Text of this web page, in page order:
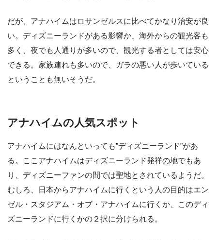
だが、 アナハイムはロサンゼルスに比べてかなり治安が良
い。ディズニーランドがある影響か、海外からの観光客も
多く、夜でも人通りが多いので、観光する者としては安心
できる。家族連れも多いので、ガラの悪い人が歩いている
ということも無いそうだ。
アナハイムの人気スポット
アナハイムにはなんといっても”ディズニーランド”があ
る。ここアナハイムはディズニーランド発祥の地でもあ
り、ディズニーファンの間では聖地とされているようだ。
むしろ、日本からアナハイムに行くという人の目的はエン
ゼル・スタジアム・オブ・アナハイムに行くか、このディ
ズニーランドに行くかの２択に分けられる。